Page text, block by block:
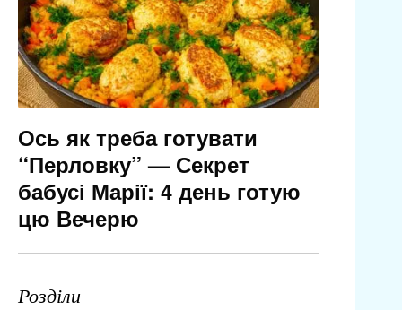
Ось як треба готувати
“Перловку” — Секрет
бабусі Марії: 4 день готую
цю Вечерю
Розділи